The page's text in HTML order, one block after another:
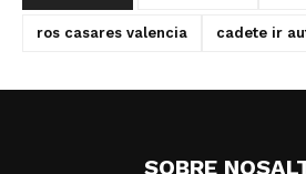
ros casares valencia cadete ir
SOBRE